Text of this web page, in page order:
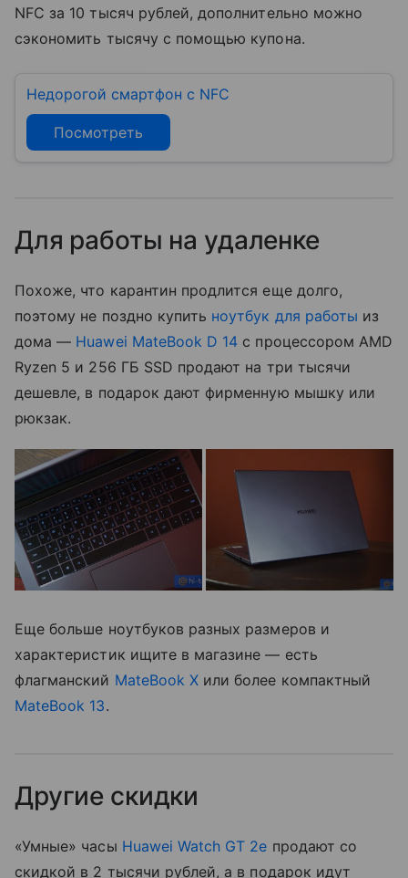
NFC за 10 тысяч рублей, дополнительно можно
сэкономить тысячу с помощью купона.
Недорогой смартфон с NFC
Посмотреть
Для работы на удаленке
Похоже, что карантин продлится еще долго,
поэтому не поздно купить ноутбук для работы из
дома — Huawei MateBook D 14 с процессором AMD
Ryzen 5 и 256 ГБ SSD продают на три тысячи
дешевле, в подарок дают фирменную мышку или
рюкзак.
Еще больше ноутбуков разных размеров и
характеристик ищите в магазине — есть
флагманский MateBook X или более компактный
MateBook 13.
Другие скидки
«Умные» часы Huawei Watch GT 2e продают со
скидкой в 2 тысячи рублей, а в подарок идут